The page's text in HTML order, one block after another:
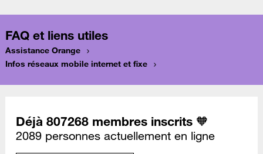
FAQ et liens utiles
Assistance Orange
Infos réseaux mobile internet et fixe
Déjà 807268 membres inscrits 🧡
2089 personnes actuellement en ligne